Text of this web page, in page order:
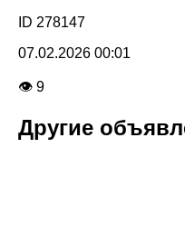
ID 278147
07.02.2026 00:01
👁 9
Другие